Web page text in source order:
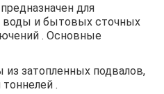
для
воды и бытовых сточных
. Основные
затопленных подвалов,
.